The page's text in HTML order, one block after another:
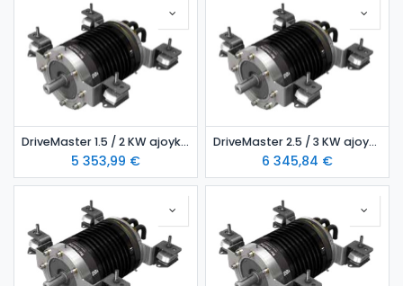
DriveMaster 1.5 / 2 KW ajoyksikkö- ilmajäähdytteinen malli
5 353,99 €
DriveMaster 2.5 / 3 KW ajoyksikkö- vesijäähdytteinen malli
6 345,84 €